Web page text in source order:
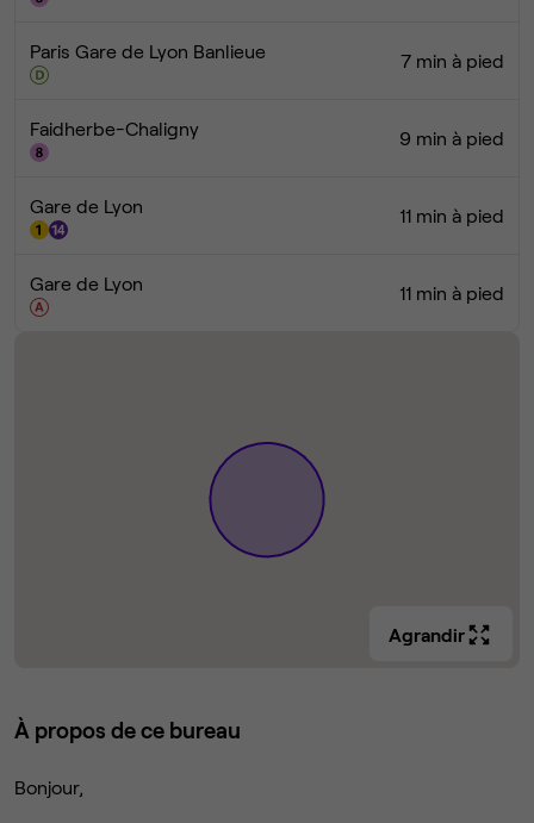
Paris Gare de Lyon Banlieue 7 min à pied
Faidherbe-Chaligny 9 min à pied
Gare de Lyon 11 min à pied
Gare de Lyon 11 min à pied
Agrandir
À propos de ce bureau
Bonjour,